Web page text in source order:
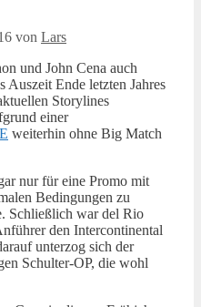
von Lars
und John Cena auch
Auszeit Ende letzten Jahres
Storylines
einer
weiterhin ohne Big Match
nur für eine Promo mit
Bedingungen zu
Schließlich war del Rio
den Intercontinental
unterzog sich der
Schulter-OP, die wohl